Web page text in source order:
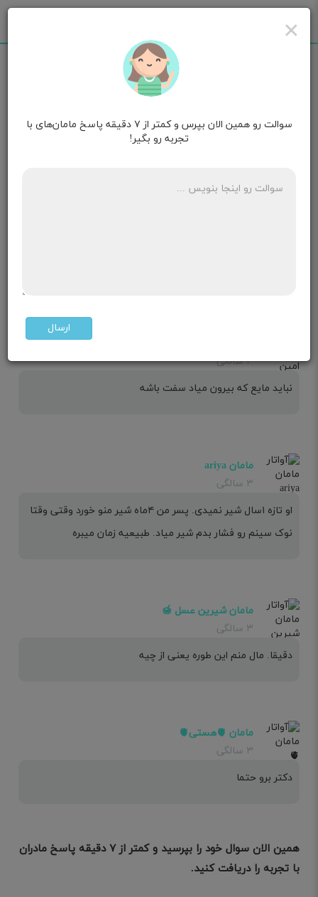
مامان پرنسا ۳ سالگی
خشک بود ،ولی ازیه سینه ام وقتی فشارش بدم کمی مایع
۳ سالگی
نباید مایع که بیرون میاد سفت باشه
مامان ariya
۳ سالگی
او تازه ۱سال شیر نمیدی. پسر من ۴ماه شیر منو خورد وقتی وقتا
نوک سینم رو فشار بدم شیر میاد. طبیعیه زمان میبره
مامان شیرین عسل 🍯
۳ سالگی
دقیقا. مال منم این طوره یعنی از چیه
مامان 🫀هستی🫀
۳ سالگی
دکتر برو حتما
همین الان سوال خود را بپرسید و کمتر از ۷ دقیقه پاسخ مادران
با تجربه را دریافت کنید.
×
سوالت رو همین الان بپرس و کمتر از ۷ دقیقه پاسخ مامان‌های با
تجربه رو بگیر!
ارسال